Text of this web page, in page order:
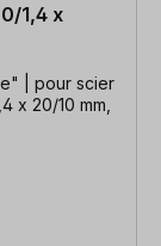
1,4 x
| pour scier
x 20/10 mm,